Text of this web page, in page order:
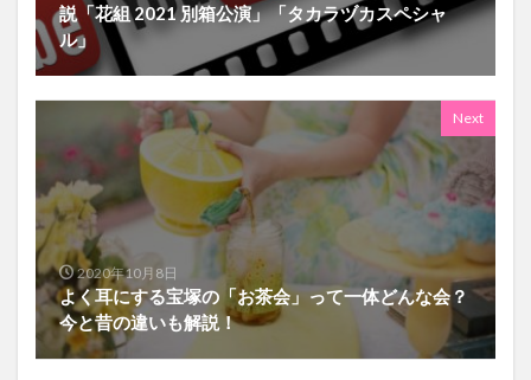
説「花組 2021 別箱公演」「タカラヅカスペシャ
ル」
Next
2020年10月8日
よく耳にする宝塚の「お茶会」って一体どんな会？
今と昔の違いも解説！